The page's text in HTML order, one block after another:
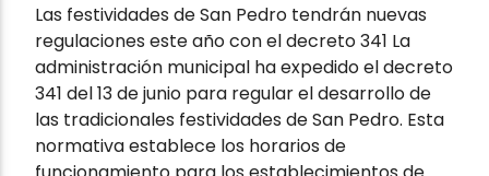
Las festividades de San Pedro tendrán nuevas
regulaciones este año con el decreto 341 La
administración municipal ha expedido el decreto
341 del 13 de junio para regular el desarrollo de
las tradicionales festividades de San Pedro. Esta
normativa establece los horarios de